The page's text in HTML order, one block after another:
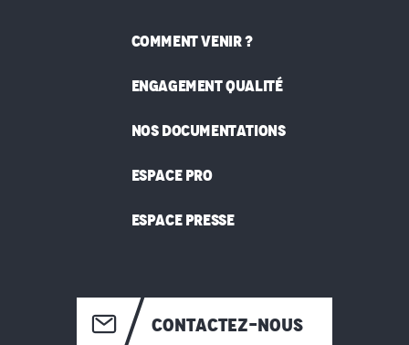
COMMENT VENIR ?
ENGAGEMENT QUALITÉ
NOS DOCUMENTATIONS
ESPACE PRO
ESPACE PRESSE
CONTACTEZ-NOUS